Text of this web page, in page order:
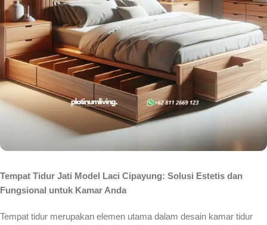
Tempat Tidur Jati Model Laci Cipayung: Solusi Estetis dan
Fungsional untuk Kamar Anda
Tempat tidur merupakan elemen utama dalam desain kamar tidur